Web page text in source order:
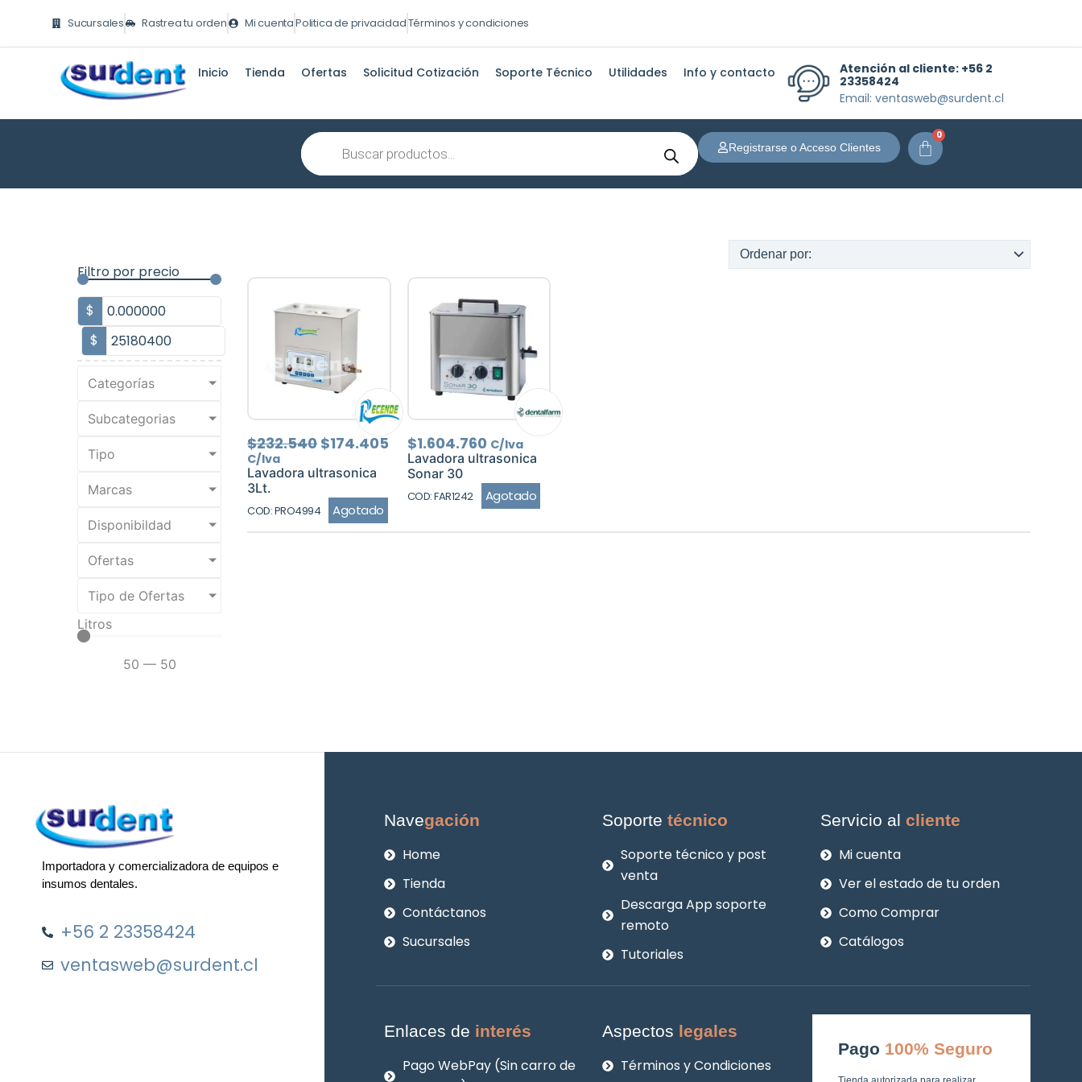
contenido
Sucursales Rastrea tu orden Mi cuentaPolitica de privacidadTérminos y condiciones
Inicio Tienda Ofertas Solicitud Cotización Soporte Técnico Utilidades Info y contacto Atención al cliente: +56 2
23358424
Email: ventasweb@surdent.cl
Búsqueda
de
productos
Registrarse o Acceso Clientes
0
Carrito
Filtro por precio
$
$
Categorías
Subcategorias
Tipo
Marcas
Disponibildad
Ofertas
Tipo de Ofertas
Litros
50 — 50
$232.540El
original
$232.540.
$174.405
precio
actual
$174.405.
C/Iva
Lavadora ultrasonica
3Lt.
COD: PRO4994 Agotado
$1.604.760 C/Iva
Lavadora ultrasonica
Sonar 30
COD: FAR1242 Agotado
Importadora y comercializadora de equipos e
insumos dentales.
+56 2 23358424
ventasweb@surdent.cl
Navegación
Home
Tienda
Contáctanos
Sucursales
Soportetécnico
Soporte técnico y post
venta
Descarga App soporte
remoto
Tutoriales
Servicio alcliente
Mi cuenta
Ver el estado de tu orden
Como Comprar
Catálogos
Enlaces de interés
Pago WebPay (Sin carro de
Aspectos legales
Términos y Condiciones
Pago 100% Seguro